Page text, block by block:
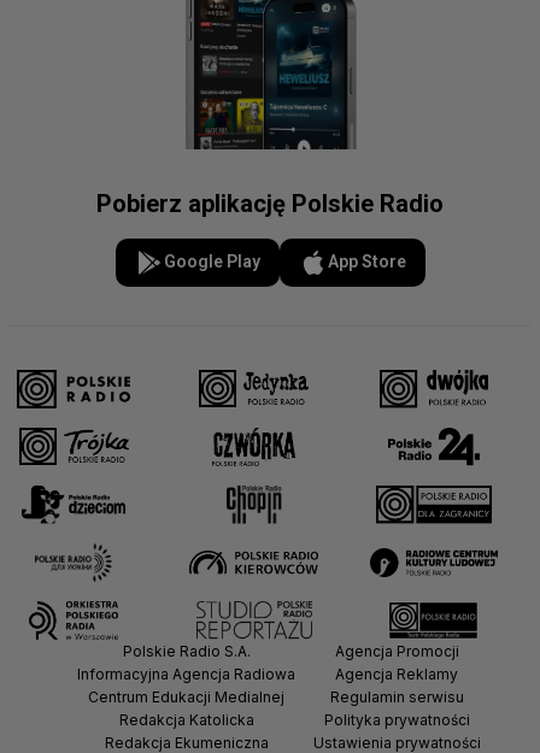
Pobierz aplikację Polskie Radio
Google Play App Store
Polskie Radio S.A.
Informacyjna Agencja Radiowa
Centrum Edukacji Medialnej
Redakcja Katolicka
Redakcja Ekumeniczna
Agencja Promocji
Agencja Reklamy
Regulamin serwisu
Polityka prywatności
Ustawienia prywatności